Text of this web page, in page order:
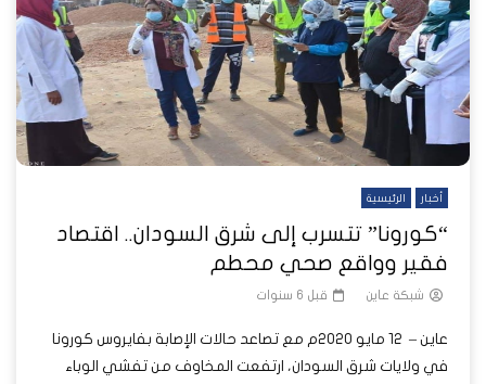
أخبار الرئيسية
“كورونا” تتسرب إلى شرق السودان.. اقتصاد
فقير وواقع صحي محطم
شبكة عاين قبل 6 سنوات
عاين – 12 مايو 2020م مع تصاعد حالات الإصابة بفايروس كورونا
في ولايات شرق السودان، ارتفعت المخاوف من تفشي الوباء